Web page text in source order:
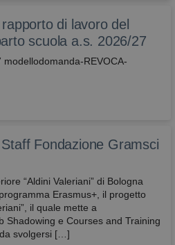
di lavoro del
scuola a.s. 2026/27
REVOCA-
Fondazione Gramsci
“Aldini Valeriani” di Bologna
Erasmus+, il progetto
il quale mette a
Shadowing e Courses and Training
svolgersi […]
avbo.edu.it
1
settimana
l'utente ha
abilitato la
abilitati